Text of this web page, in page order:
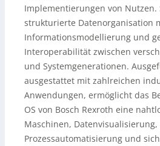
Implementierungen von
strukturierte Datenorganisation
Informationsmodellierung und
Interoperabilität zwischen
und Systemgenerationen.
ausgestattet mit zahlreichen
Anwendungen, ermöglicht das
OS von Bosch Rexroth eine
Maschinen, Datenvisualisierung,
Prozessautomatisierung und